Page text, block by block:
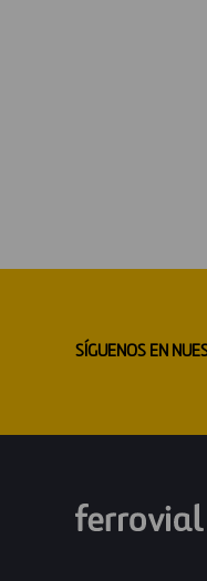
SÍGUENOS EN